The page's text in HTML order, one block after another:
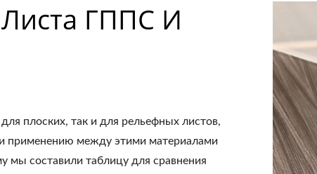
ГППС И
плоских, так и для рельефных листов,
применению между этими материалами
мы составили таблицу для сравнения